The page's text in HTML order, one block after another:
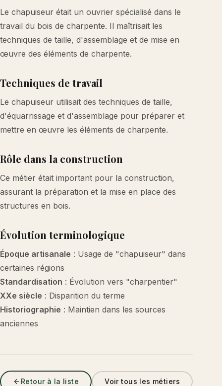
Le chapuiseur était un ouvrier spécialisé dans le
travail du bois de charpente. Il maîtrisait les
techniques de taille, d'assemblage et de mise en
œuvre des éléments de charpente.
Techniques de travail
Le chapuiseur utilisait des techniques de taille,
d'équarrissage et d'assemblage pour préparer et
mettre en œuvre les éléments de charpente.
Rôle dans la construction
Ce métier était important pour la construction,
assurant la préparation et la mise en place des
structures en bois.
Évolution terminologique
Époque artisanale : Usage de "chapuiseur" dans
certaines régions
Standardisation : Évolution vers "charpentier"
XXe siècle : Disparition du terme
Historiographie : Maintien dans les sources
anciennes
Retour à la liste Voir tous les métiers